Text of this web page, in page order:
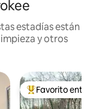
estadías están
y otros
Favorito entre
Favorito entre